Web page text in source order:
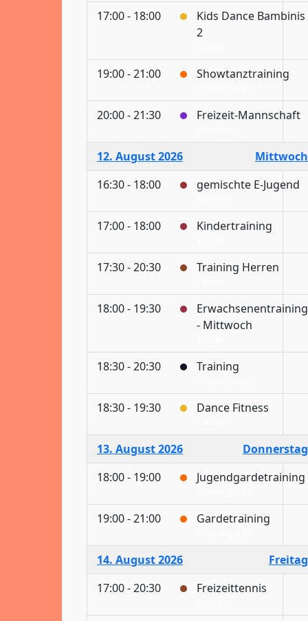
17:00 - 18:00
Kids Dance Bambinis
2
19:00 - 21:00 Showtanztraining
20:00 - 21:30 Freizeit-Mannschaft
12. August 2026
Mittwoch
16:30 - 18:00
gemischte E-Jugend
17:00 - 18:00 Kindertraining
17:30 - 20:30 Training Herren
18:00 - 19:30
Erwachsenentraining
- Mittwoch
18:30 - 20:30 Training
18:30 - 19:30 Dance Fitness
13. August 2026
Donnerstag
18:00 - 19:00
Jugendgardetraining
19:00 - 21:00 Gardetraining
14. August 2026
Freitag
17:00 - 20:30
Freizeittennis